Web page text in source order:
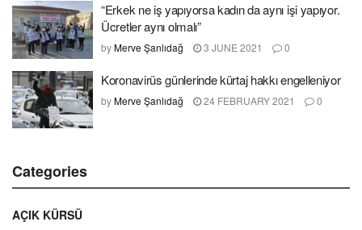
“Erkek ne iş yapıyorsa kadın da aynı işi yapıyor.
Ücretler aynı olmalı”
byMerve Şanlıdağ 3 JUNE 2021 0
Koronavirüs günlerinde kürtaj hakkı engelleniyor
byMerve Şanlıdağ 24 FEBRUARY 2021 0
Categories
AÇIK KÜRSÜ